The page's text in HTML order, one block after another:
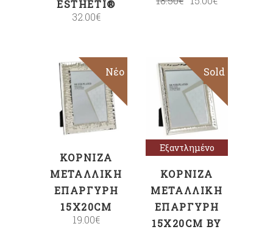
ESTHETI®
32.00€
Νέο
ΠΡΟΣΘΉΚΗ
ΣΤΟ ΚΑΛΆΘΙ
ΚΟΡΝΊΖΑ
ΜΕΤΑΛΛΙΚΉ
ΕΠΆΡΓΥΡΗ
15X20CM
19.00€
Εξαντλημένο
Sold
Διαβάστε
περισσότερα
ΚΟΡΝΊΖΑ
ΜΕΤΑΛΛΙΚΉ
ΕΠΆΡΓΥΡΗ
15X20CM BY